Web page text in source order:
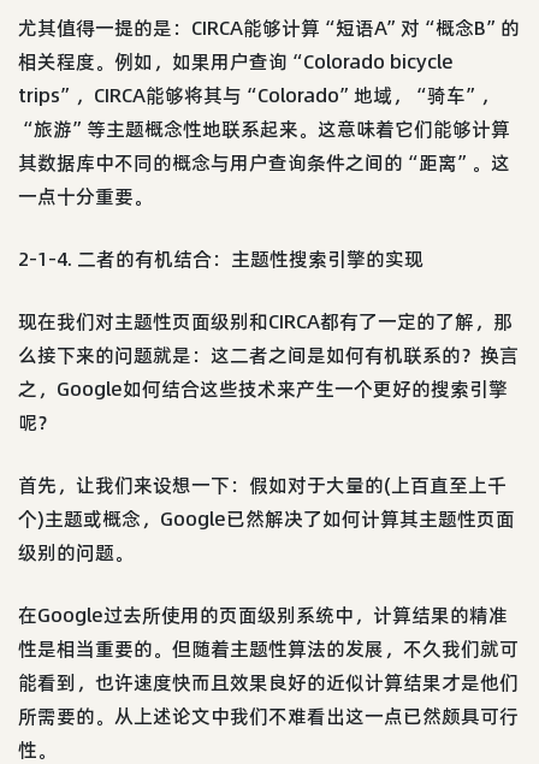
尤其值得一提的是：CIRCA能够计算“短语A”对“概念B”的
相关程度。例如，如果用户查询“Colorado bicycle
trips”，CIRCA能够将其与“Colorado”地域，“骑车”，
“旅游”等主题概念性地联系起来。这意味着它们能够计算
其数据库中不同的概念与用户查询条件之间的“距离”。这
一点十分重要。
2-1-4. 二者的有机结合：主题性搜索引擎的实现
现在我们对主题性页面级别和CIRCA都有了一定的了解，那
么接下来的问题就是：这二者之间是如何有机联系的？换言
之，Google如何结合这些技术来产生一个更好的搜索引擎
呢？
首先，让我们来设想一下：假如对于大量的(上百直至上千
个)主题或概念，Google已然解决了如何计算其主题性页面
级别的问题。
在Google过去所使用的页面级别系统中，计算结果的精准
性是相当重要的。但随着主题性算法的发展，不久我们就可
能看到，也许速度快而且效果良好的近似计算结果才是他们
所需要的。从上述论文中我们不难看出这一点已然颇具可行
性。